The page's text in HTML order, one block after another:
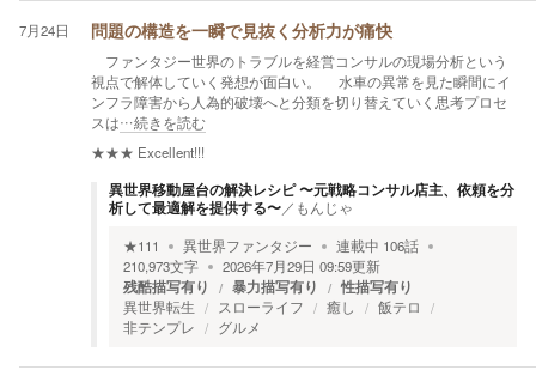
7月24日 問題の構造を一瞬で見抜く分析力が痛快
ファンタジー世界のトラブルを経営コンサルの現場分析という
視点で解体していく発想が面白い。 水車の異常を見た瞬間にイ
ンフラ障害から人為的破壊へと分類を切り替えていく思考プロセ
スは…続きを読む
★★★ Excellent!!!
異世界移動屋台の解決レシピ 〜元戦略コンサル店主、依頼を分
析して最適解を提供する〜／ もんじゃ
★111 異世界ファンタジー 連載中 106話
210,973文字 2026年7月29日 09:59更新
残酷描写有り 暴力描写有り 性描写有り
異世界転生 スローライフ 癒し
飯テロ
非テンプレ
グルメ